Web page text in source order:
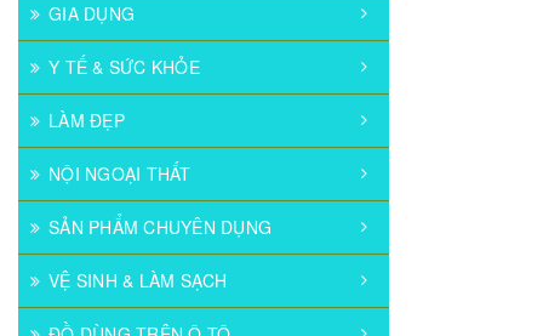
GIA DỤNG
Y TẾ & SỨC KHỎE
LÀM ĐẸP
NỘI NGOẠI THẤT
SẢN PHẨM CHUYÊN DỤNG
VỆ SINH & LÀM SẠCH